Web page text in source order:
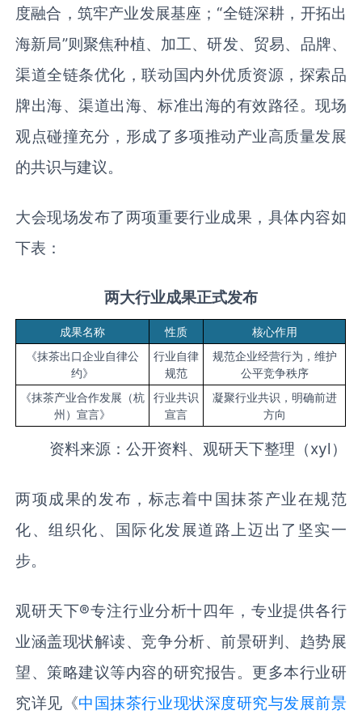
度融合，筑牢产业发展基座；“全链深耕，开拓出
海新局”则聚焦种植、加工、研发、贸易、品牌、
渠道全链条优化，联动国内外优质资源，探索品
牌出海、渠道出海、标准出海的有效路径。现场
观点碰撞充分，形成了多项推动产业高质量发展
的共识与建议。
大会现场发布了两项重要行业成果，具体内容如
下表：
两大行业成果正式发布
成果名称 性质
核心作用
《抹茶出口企业自律公
约》
行业自律
规范
规范企业经营行为，维护
公平竞争秩序
《抹茶产业合作发展（杭
州）宣言》
行业共识
宣言
凝聚行业共识，明确前进
方向
资料来源：公开资料、观研天下整理（xyl）
两项成果的发布，标志着中国抹茶产业在规范
化、组织化、国际化发展道路上迈出了坚实一
步。
观研天下®专注行业分析十四年，专业提供各行
业涵盖现状解读、竞争分析、前景研判、趋势展
望、策略建议等内容的研究报告。更多本行业研
究详见《中国抹茶行业现状深度研究与发展前景